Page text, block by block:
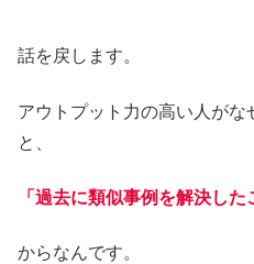
話を戻します。
アウトプット力の高い人がな
と、
「過去に類似事例を解決した
からなんです。